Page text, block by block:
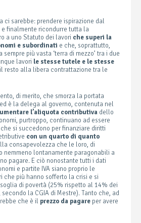
ci sarebbe: prendere ispirazione dal
e finalmente ricondurre tutta la
a uno Statuto dei lavori che superi la
e subordinati e che, soprattutto,
più vasta ‘terra di mezzo’ tra i due
lavori le stesse tutele e le stesse
resto alla libera contrattazione tra le
di merito, che smorza la portata
è la delega al governo, contenuta nel
l’aliquota contributiva dello
purtroppo, continuano ad essere
si succedono per finanziare diritti
con un quarto di quanto
consapevolezza che le loro, di
nemmeno lontanamente paragonabili a
pagare. E ciò nonostante tutti i dati
e partite IVA siano proprio le
che più hanno sofferto la crisi e si
di povertà (25% rispetto al 14% dei
la CGIA di Mestre). Tanto che, ad
che è il prezzo da pagare per avere